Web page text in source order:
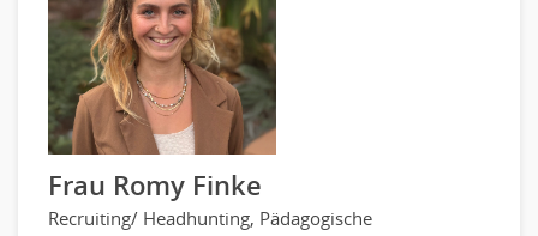
Pharmaberater
Pre-Sales
Telesales
Verkauf (Handel)
Frau Romy Finke
Recruiting/ Headhunting, Pädagogische